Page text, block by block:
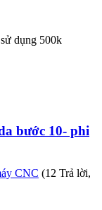
dụng 500k
bước 10- phi
CNC (12 Trả lời,